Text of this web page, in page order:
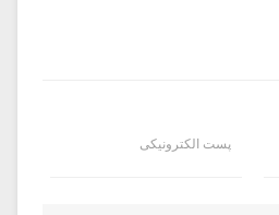
پست الکترونیکی